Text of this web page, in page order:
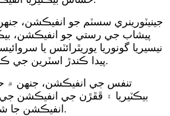
پيشاب جي رستي جو انفيڪشن،
نيسيريا گونوريا يوريٿرائٽس يا
پيدا ڪندڙ اسٽرين جي ڪري ٿيندڙ) شامل آهن.
بيڪٽيريا ۽ ڦڦڙن جي انفيڪشن
انفيڪشن جا شديد واقعا شامل آهن.